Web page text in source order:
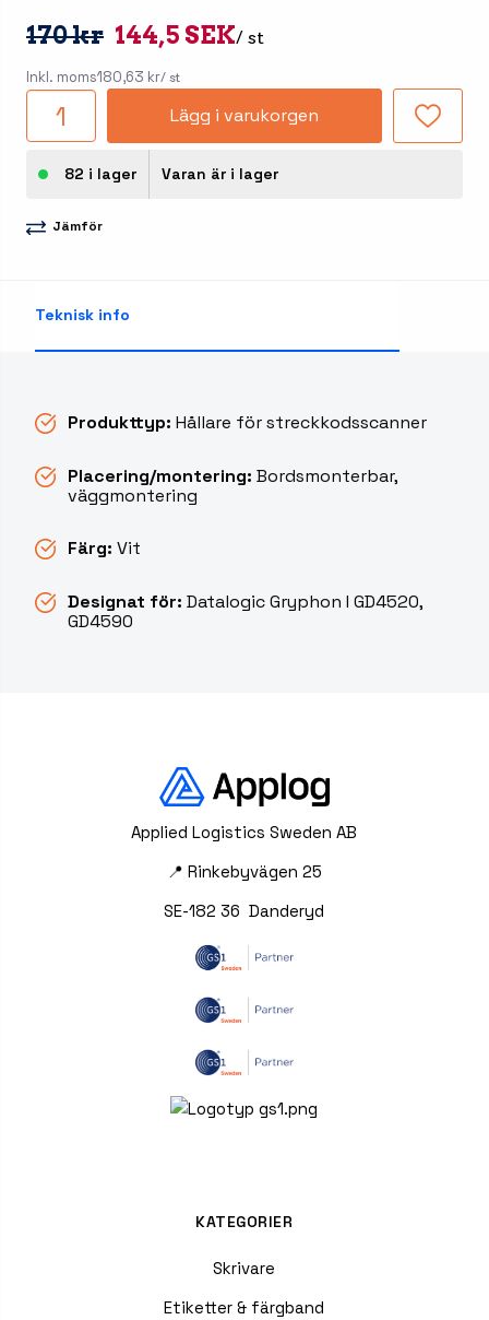
170 kr 144,5 SEK/ st
Inkl. moms180,63 kr/ st
Lägg i varukorgen
82 i lager Varan är i lager
Jämför
Teknisk info
Produkttyp:Hållare för streckkodsscanner
Placering/montering:Bordsmonterbar,
väggmontering
Färg:Vit
Designat för:Datalogic Gryphon I GD4520,
GD4590
Applied Logistics Sweden AB
📍 Rinkebyvägen 25
SE-182 36 Danderyd
KATEGORIER
Skrivare
Etiketter & färgband